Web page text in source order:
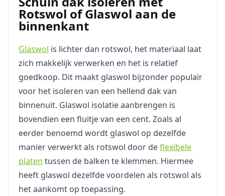
Rotswol of Glaswol aan de
binnenkant
Glaswol is lichter dan rotswol, het materiaal laat
zich makkelijk verwerken en het is relatief
goedkoop. Dit maakt glaswol bijzonder populair
voor het isoleren van een hellend dak van
binnenuit. Glaswol isolatie aanbrengen is
bovendien een fluitje van een cent. Zoals al
eerder benoemd wordt glaswol op dezelfde
manier verwerkt als rotswol door deflexibele
platen tussen de balken te klemmen. Hiermee
heeft glaswol dezelfde voordelen als rotswol als
het aankomt op toepassing.